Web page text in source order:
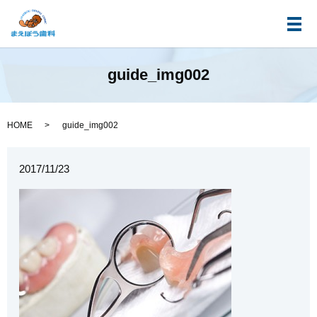
メ
guide_img002
HOME guide_img002
2017/11/23